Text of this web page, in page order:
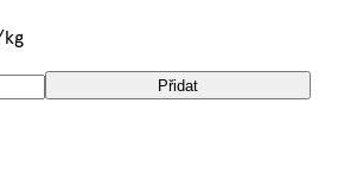
Přidat